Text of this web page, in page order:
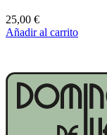
25,00 €
Añadir al carrito